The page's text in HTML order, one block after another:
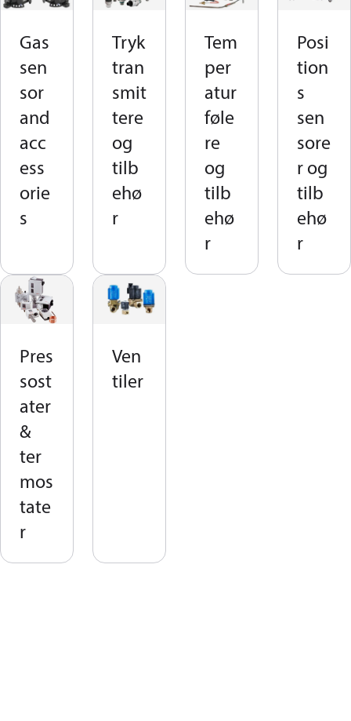
Gas
sen
sor
and
acc
ess
orie
s
Tryk
tran
smit
tere
og
tilb
ehø
r
Tem
per
atur
føle
re
og
tilb
ehø
r
Posi
tion
s
sen
sore
r og
tilb
ehø
r
Pres
sost
ater
&
ter
mos
tate
r
Ven
tiler